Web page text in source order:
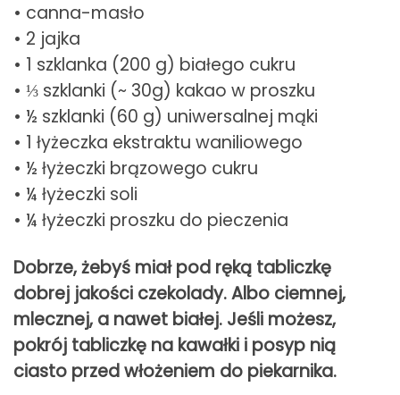
• canna-masło
• 2 jajka
• 1 szklanka (200 g) białego cukru
• ⅓ szklanki (~ 30g) kakao w proszku
• ½ szklanki (60 g) uniwersalnej mąki
• 1 łyżeczka ekstraktu waniliowego
• ½ łyżeczki brązowego cukru
• ¼ łyżeczki soli
• ¼ łyżeczki proszku do pieczenia
Dobrze, żebyś miał pod ręką tabliczkę
dobrej jakości czekolady. Albo ciemnej,
mlecznej, a nawet białej. Jeśli możesz,
pokrój tabliczkę na kawałki i posyp nią
ciasto przed włożeniem do piekarnika.